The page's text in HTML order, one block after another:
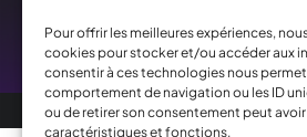
Pour offrir les meilleures expériences,
cookies pour stocker et/ou accéder aux
consentir à ces technologies nous
comportement de navigation ou les ID
ou de retirer son consentement peut
caractéristiques et fonctions.